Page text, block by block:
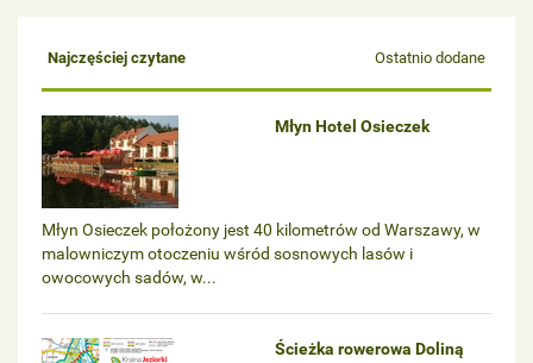
Najczęściej czytane Ostatnio dodane
Młyn Hotel Osieczek
Młyn Osieczek położony jest 40 kilometrów od Warszawy, w
malowniczym otoczeniu wśród sosnowych lasów i
owocowych sadów, w...
Ścieżka rowerowa Doliną